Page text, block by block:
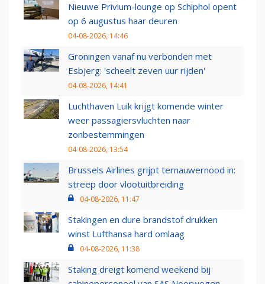
Nieuwe Privium-lounge op Schiphol opent
op 6 augustus haar deuren
04-08-2026, 14:46
Groningen vanaf nu verbonden met
Esbjerg: 'scheelt zeven uur rijden'
04-08-2026, 14:41
Luchthaven Luik krijgt komende winter
weer passagiersvluchten naar
zonbestemmingen
04-08-2026, 13:54
Brussels Airlines grijpt ternauwernood in:
streep door vlootuitbreiding
04-08-2026, 11:47
Stakingen en dure brandstof drukken
winst Lufthansa hard omlaag
04-08-2026, 11:38
Staking dreigt komend weekend bij